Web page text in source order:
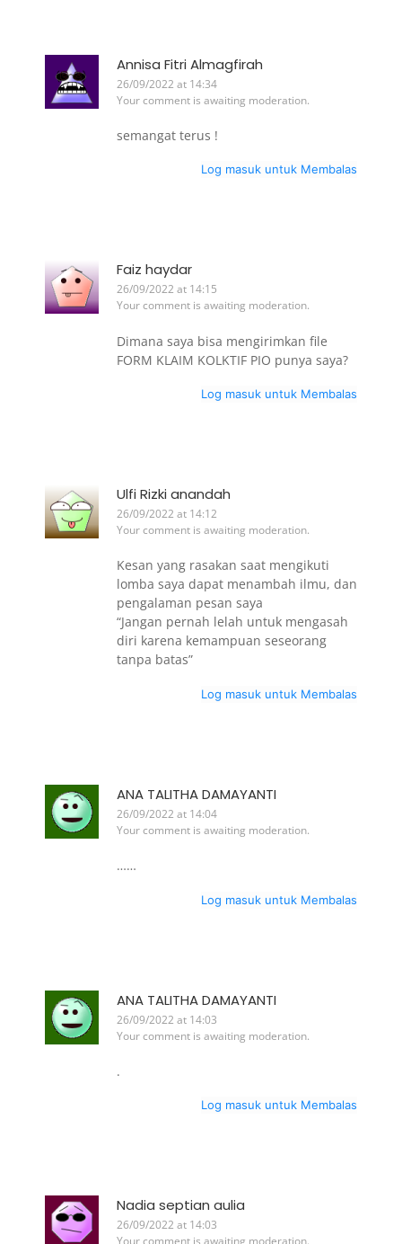
Annisa Fitri Almagfirah
26/09/2022 at 14:34
Your comment is awaiting moderation.
semangat terus !
Log masuk untuk Membalas
Faiz haydar
26/09/2022 at 14:15
Your comment is awaiting moderation.
Dimana saya bisa mengirimkan file
FORM KLAIM KOLKTIF PIO punya saya?
Log masuk untuk Membalas
Ulfi Rizki anandah
26/09/2022 at 14:12
Your comment is awaiting moderation.
Kesan yang rasakan saat mengikuti
lomba saya dapat menambah ilmu, dan
pengalaman pesan saya
“Jangan pernah lelah untuk mengasah
diri karena kemampuan seseorang
tanpa batas”
Log masuk untuk Membalas
ANA TALITHA DAMAYANTI
26/09/2022 at 14:04
Your comment is awaiting moderation.
……
Log masuk untuk Membalas
ANA TALITHA DAMAYANTI
26/09/2022 at 14:03
Your comment is awaiting moderation.
.
Log masuk untuk Membalas
Nadia septian aulia
26/09/2022 at 14:03